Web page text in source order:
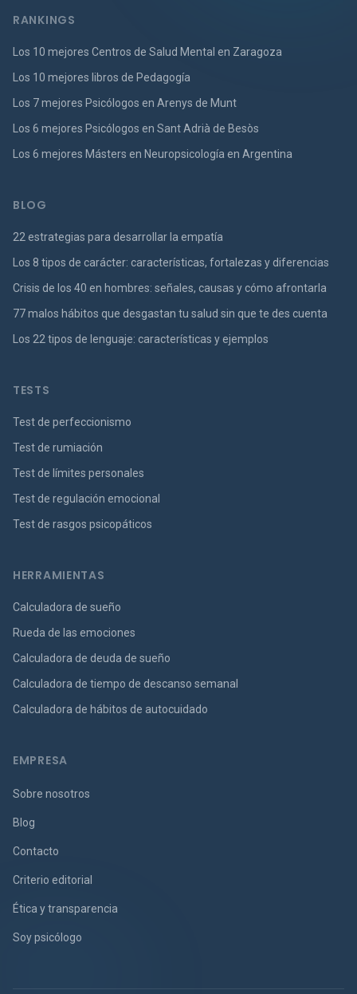
RANKINGS
Los 10 mejores Centros de Salud Mental en Zaragoza
Los 10 mejores libros de Pedagogía
Los 7 mejores Psicólogos en Arenys de Munt
Los 6 mejores Psicólogos en Sant Adrià de Besòs
Los 6 mejores Másters en Neuropsicología en Argentina
BLOG
22 estrategias para desarrollar la empatía
Los 8 tipos de carácter: características, fortalezas y diferencias
Crisis de los 40 en hombres: señales, causas y cómo afrontarla
77 malos hábitos que desgastan tu salud sin que te des cuenta
Los 22 tipos de lenguaje: características y ejemplos
TESTS
Test de perfeccionismo
Test de rumiación
Test de límites personales
Test de regulación emocional
Test de rasgos psicopáticos
HERRAMIENTAS
Calculadora de sueño
Rueda de las emociones
Calculadora de deuda de sueño
Calculadora de tiempo de descanso semanal
Calculadora de hábitos de autocuidado
EMPRESA
Sobre nosotros
Blog
Contacto
Criterio editorial
Ética y transparencia
Soy psicólogo